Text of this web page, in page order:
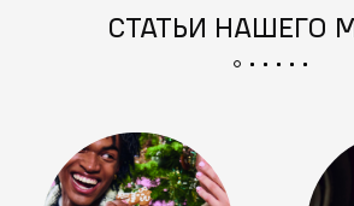
СТАТЬИ НАШЕГО